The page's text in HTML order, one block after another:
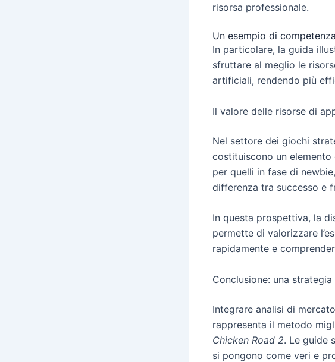
risorsa professionale.
Un esempio di
In particolare, la guida
sfruttare al meglio le
artificiali, rendendo più
Il valore delle risorse di
Nel settore dei giochi
costituiscono un
per quelli in fase di
differenza tra successo e
In questa prospettiva, la
permette di valorizzare
rapidamente e
Conclusione: una
Integrare analisi di
rappresenta il metodo
Chicken Road 2. Le guide
si pongono come veri e